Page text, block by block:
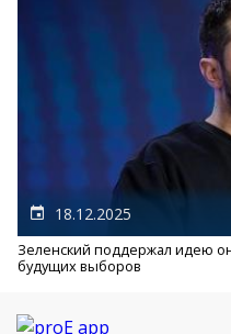
18.12.2025
Зеленский поддержал идею
будущих выборов